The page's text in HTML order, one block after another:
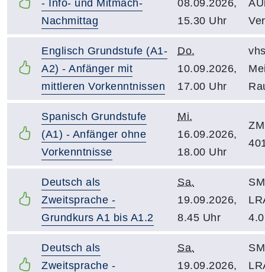
- Info- und Mitmach-
Nachmittag
08.09.2026,
15.30 Uhr
Englisch Grundstufe (A1-
A2) - Anfänger mit
mittleren Vorkenntnissen
Do.
10.09.2026,
17.00 Uhr
Spanisch Grundstufe
(A1) - Anfänger ohne
Vorkenntnisse
Mi.
16.09.2026,
18.00 Uhr
Deutsch als
Zweitsprache -
Grundkurs A1 bis A1.2
Sa.
19.09.2026,
8.45 Uhr
Deutsch als
Zweitsprache -
Sa.
19.09.2026,